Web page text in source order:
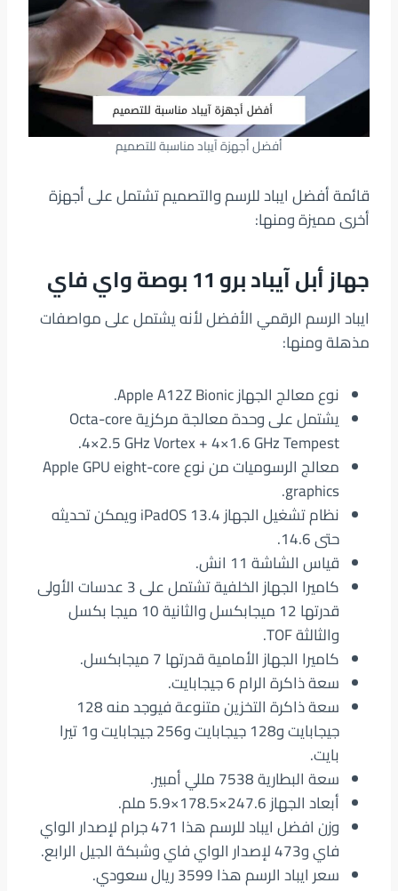
أفضل أجهزة آيباد مناسبة للتصميم
قائمة أفضل ايباد للرسم والتصميم تشتمل على أجهزة
أخرى مميزة ومنها:
جهاز أبل آيباد برو 11 بوصة واي فاي
ايباد الرسم الرقمي الأفضل لأنه يشتمل على مواصفات
مذهلة ومنها:
نوع معالج الجهاز Apple A12Z Bionic.
يشتمل على وحدة معالجة مركزية Octa-core
4×2.5 GHz Vortex + 4×1.6 GHz Tempest.
معالج الرسوميات من نوع Apple GPU eight-core
graphics.
نظام تشغيل الجهاز iPadOS 13.4 ويمكن تحديثه
حتى 14.6.
قياس الشاشة 11 انش.
كاميرا الجهاز الخلفية تشتمل على 3 عدسات الأولى
قدرتها 12 ميجابكسل والثانية 10 ميجا بكسل
والثالثة TOF.
كاميرا الجهاز الأمامية قدرتها 7 ميجابكسل.
سعة ذاكرة الرام 6 جيجابايت.
سعة ذاكرة التخزين متنوعة فيوجد منه 128
جيجابايت و128 جيجابايت و256 جيجابايت و1 تيرا
بايت.
سعة البطارية 7538 مللي أمبير.
أبعاد الجهاز 247.6×178.5×5.9 ملم.
وزن افضل ايباد للرسم هذا 471 جرام لإصدار الواي
فاي و473 لإصدار الواي فاي وشبكة الجيل الرابع.
سعر ايباد الرسم هذا 3599 ريال سعودي.